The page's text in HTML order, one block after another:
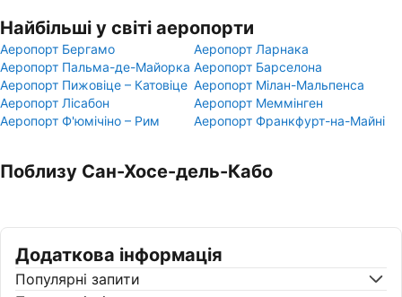
Найбільші у світі аеропорти
Аеропорт Бергамо
Аеропорт Ларнака
Аеропорт Пальма-де-Майорка Аеропорт Барселона
Аеропорт Пижовіце – Катовіце Аеропорт Мілан-Мальпенса
Аеропорт Лісабон
Аеропорт Меммінген
Аеропорт Ф'юмічіно – Рим
Аеропорт Франкфурт-на-Майні
Поблизу Сан-Хосе-дель-Кабо
Додаткова інформація
Популярні запити